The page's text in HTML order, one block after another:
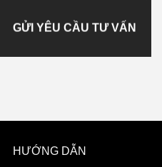
GỬI YÊU CẦU TƯ VẤN
HƯỚNG DẪN